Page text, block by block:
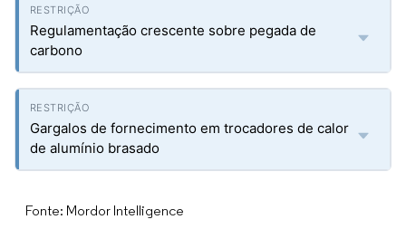
Regulamentação crescente sobre pegada de
carbono
Gargalos de fornecimento em trocadores de calor
de alumínio brasado
Fonte: Mordor Intelligence